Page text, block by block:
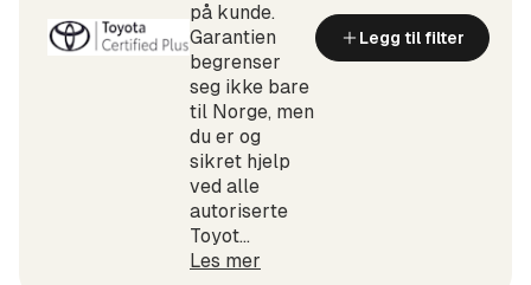
på kunde.
Garantien
begrenser
seg ikke bare
til Norge, men
du er og
sikret hjelp
ved alle
autoriserte
Toyot...
Les mer
Legg til filter